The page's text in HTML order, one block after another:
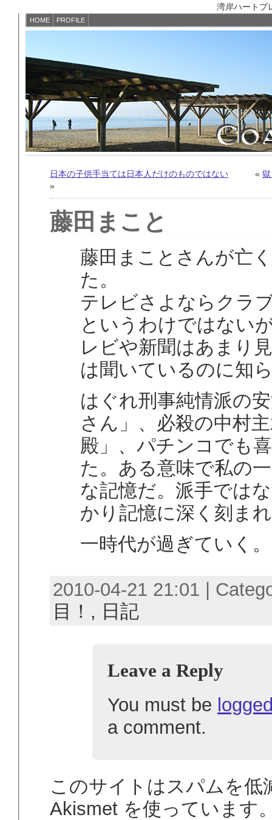
湾岸ハート
HOME PROFILE
日本の子供手当ては日本人だけのものではない
»
«
藤田まこと
藤田まことさんが亡
た。
テレビさよならクラ
というわけではない
レビや新聞はあまり
は聞いているのに知
はぐれ刑事純情派の
さん」、必殺の中村
殿」、パチンコでも
た。ある意味で私の
な記憶だ。派手では
かり記憶に深く刻ま
一時代が過ぎていく。
2010-04-21 21:01 |
目！, 日記
Leave a Reply
You must be
a comment.
このサイトはスパムを低
Akismet を使っています